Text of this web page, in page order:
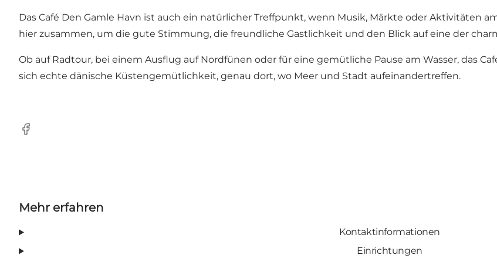
Das Café Den Gamle Havn ist auch ein natürlicher Treffpunkt, wenn Musik, Märkte oder Aktivitäten
hier zusammen, um die gute Stimmung, die freundliche Gastlichkeit und den Blick auf eine der
Ob auf Radtour, bei einem Ausflug auf Nordfünen oder für eine gemütliche Pause am Wasser, das
sich echte dänische Küstengemütlichkeit, genau dort, wo Meer und Stadt aufeinandertreffen.
Facebook
Mehr erfahren
Kontaktinformationen
Einrichtungen